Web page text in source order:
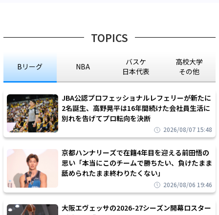
TOPICS
Bリーグ NBA
バスケ
日本代表
高校大学
その他
JBA公認プロフェッショナルレフェリーが新たに
2名誕生、高野晃平は16年間続けた会社員生活に
別れを告げてプロ転向を決断
2026/08/07 15:48
京都ハンナリーズで在籍4年目を迎える前田悟の
思い「本当にこのチームで勝ちたい、負けたまま
舐められたまま終わりたくない」
2026/08/06 19:46
大阪エヴェッサの2026-27シーズン開幕ロスター